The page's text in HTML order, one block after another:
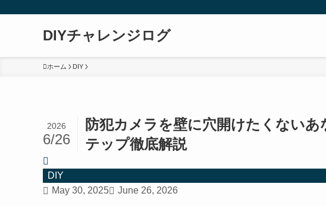
DIYチャレンジログ
ホーム DIY
防犯カメラを壁に穴開けたくない
テップ徹底解説
2026
6/26
DIY
May 30, 2025
June 26, 2026